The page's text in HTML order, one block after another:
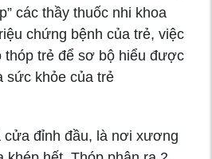
các thầy thuốc nhi khoa
chứng bệnh của trẻ, việc
thóp trẻ để sơ bộ hiểu được
sức khỏe của trẻ
đỉnh đầu, là nơi xương